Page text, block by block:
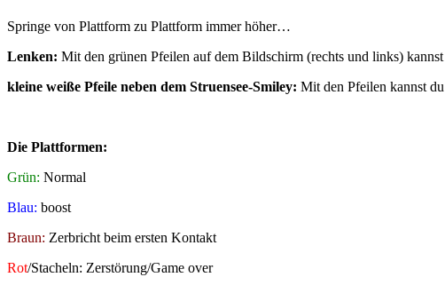
Springe von Plattform zu Plattform immer höher…
Lenken: Mit den grünen Pfeilen auf dem Bildschirm (rechts und links)
kleine weiße Pfeile neben dem Struensee-Smiley: Mit den Pfeilen kannst
Die Plattformen:
Grün: Normal
Blau: boost
Braun: Zerbricht beim ersten Kontakt
Rot/Stacheln: Zerstörung/Game over